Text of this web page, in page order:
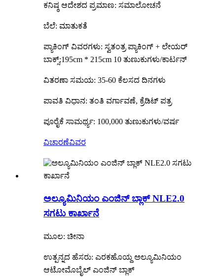
ಕನಿಷ್ಠ ಆದೇಶದ ಪ್ರಮಾಣ: ಸಮಾಲೋಚನೆ
ಬೆಲೆ: ಮಾತುಕತೆ
ಪ್ಯಾಕಿಂಗ್ ವಿವರಗಳು: ಸ್ವತಂತ್ರ ಪ್ಯಾಕಿಂಗ್ + ಲೇಯರ್
ಬಾಕ್ಸ್;195cm * 215cm 10 ತುಣುಕುಗಳು/ಕಾರ್ಟನ್
ವಿತರಣಾ ಸಮಯ: 35-60 ಕೆಲಸದ ದಿನಗಳು
ಪಾವತಿ ವಿಧಾನ: ತಂತಿ ವರ್ಗಾವಣೆ, ಕ್ರೆಡಿಟ್ ಪತ್ರ
ಪೂರೈಕೆ ಸಾಮರ್ಥ್ಯ: 100,000 ತುಣುಕುಗಳು/ವರ್ಷ
ವಿಚಾರಣೆವಿವರ
ಅಲ್ಯೂಮಿನಿಯಂ ಎಂಜಿನ್ ಬ್ಲಾಕ್ NLE2.0
ಸಗಟು ಕಾರ್ಖಾನೆ
ಮೂಲ: ಚೀನಾ
ಉತ್ಪನ್ನದ ಹೆಸರು: ಎರಕಹೊಯ್ದ ಅಲ್ಯೂಮಿನಿಯಂ
ಆಟೋಮೊಬೈಲ್ ಎಂಜಿನ್ ಬ್ಲಾಕ್